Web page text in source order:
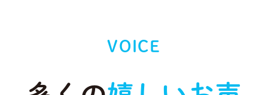
VOICE